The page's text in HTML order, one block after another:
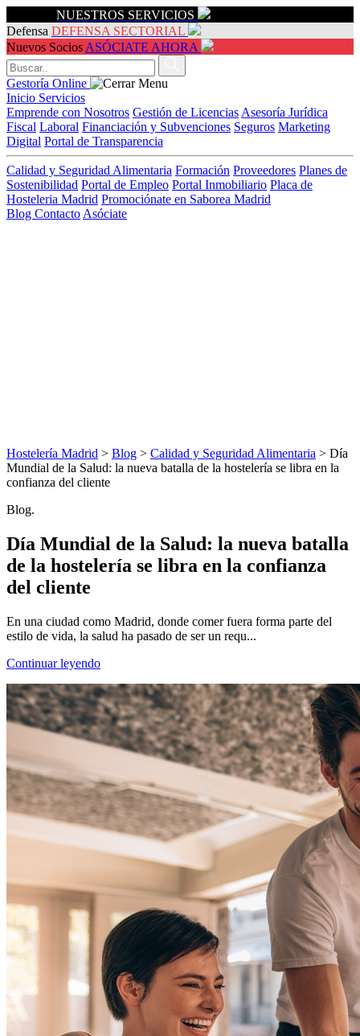
NUESTROS SERVICIOS
Defensa DEFENSA SECTORIAL
Nuevos Socios ASÓCIATE AHORA
Gestoría Online
Inicio Servicios
Emprende con Nosotros Gestión de Licencias Asesoría Jurídica
Fiscal Laboral Financiación y Subvenciones Seguros Marketing
Digital Portal de Transparencia
Calidad y Seguridad Alimentaria Formación Proveedores Planes de
Sostenibilidad Portal de Empleo Portal Inmobiliario Placa de
Hosteleria Madrid Promociónate en Saborea Madrid
Blog Contacto Asóciate
Hostelería Madrid > Blog > Calidad y Seguridad Alimentaria > Día
Mundial de la Salud: la nueva batalla de la hostelería se libra en la
confianza del cliente
Blog.
Día Mundial de la Salud: la nueva batalla
de la hostelería se libra en la confianza
del cliente
En una ciudad como Madrid, donde comer fuera forma parte del
estilo de vida, la salud ha pasado de ser un requ...
Continuar leyendo